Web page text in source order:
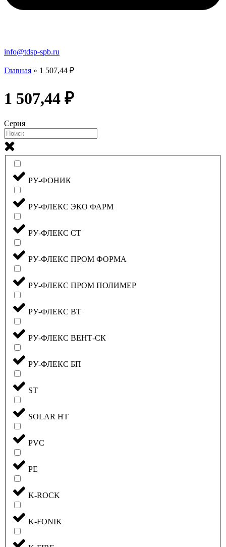
info@tdsp-spb.ru
Главная » 1 507,44 ₽
1 507,44 ₽
Серия
РУ-ФОНИК
РУ-ФЛЕКС ЭКО ФАРМ
РУ-ФЛЕКС СТ
РУ-ФЛЕКС ПРОМ ФОРМА
РУ-ФЛЕКС ПРОМ ПОЛИМЕР
РУ-ФЛЕКС ВТ
РУ-ФЛЕКС ВЕНТ-СК
РУ-ФЛЕКС БП
ST
SOLAR HT
PVC
PE
K-ROCK
K-FONIK